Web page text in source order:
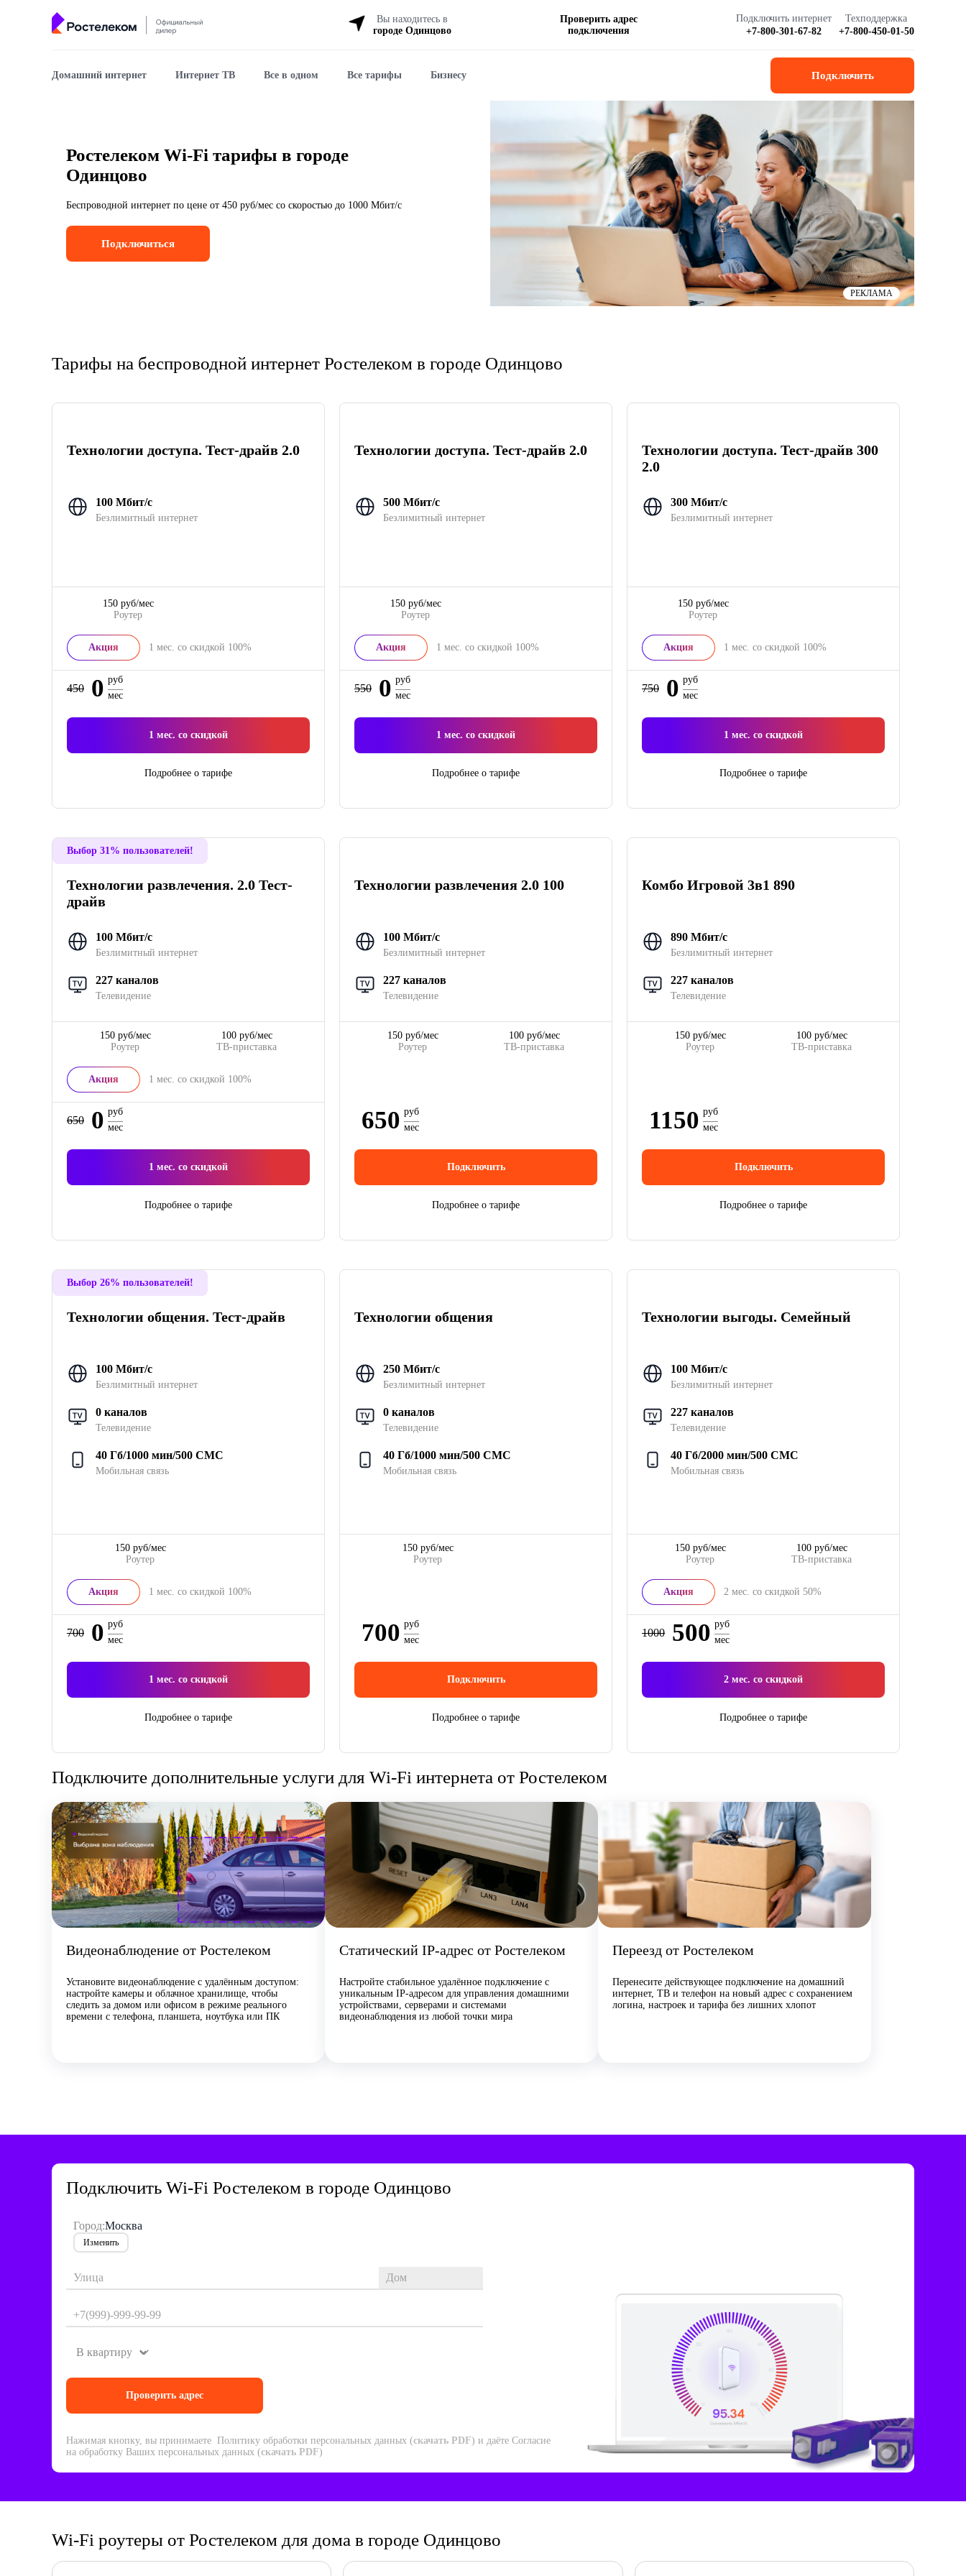
Вы находитесь в
городе Одинцово
Проверить адрес
подключения
Подключить интернет
+7-800-301-67-82
Техподдержка
+7-800-450-01-50
Домашний интернет Интернет ТВ Все в одном Все тарифы Бизнесу Подключить
Ростелеком Wi-Fi тарифы в городе
Одинцово
Беспроводной интернет по цене от 450 руб/мес со скоростью до 1000 Мбит/с
Подключиться
РЕКЛАМА
Тарифы на беспроводной интернет Ростелеком в городе Одинцово
Технологии доступа. Тест-драйв 2.0
100 Мбит/с
Безлимитный интернет
Роутер
150 руб/мес
Акция 1 мес. со скидкой 100%
450 0 руб
мес
1 мес. со скидкой
Подробнее о тарифе
Технологии доступа. Тест-драйв 2.0
500 Мбит/с
Безлимитный интернет
Роутер
150 руб/мес
Акция 1 мес. со скидкой 100%
550 0 руб
мес
1 мес. со скидкой
Подробнее о тарифе
Технологии доступа. Тест-драйв 300
2.0
300 Мбит/с
Безлимитный интернет
Роутер
150 руб/мес
Акция 1 мес. со скидкой 100%
750 0 руб
мес
1 мес. со скидкой
Подробнее о тарифе
Выбор 31% пользователей!
Технологии развлечения. 2.0 Тест-
драйв
100 Мбит/с
Безлимитный интернет
227 каналов
Телевидение
Роутер
150 руб/мес
ТВ-приставка
100 руб/мес
Акция 1 мес. со скидкой 100%
650 0 руб
мес
1 мес. со скидкой
Подробнее о тарифе
Технологии развлечения 2.0 100
100 Мбит/с
Безлимитный интернет
227 каналов
Телевидение
Роутер
150 руб/мес
ТВ-приставка
100 руб/мес
650 руб
мес
Подключить
Подробнее о тарифе
Комбо Игровой 3в1 890
890 Мбит/с
Безлимитный интернет
227 каналов
Телевидение
Роутер
150 руб/мес
ТВ-приставка
100 руб/мес
1150 руб
мес
Подключить
Подробнее о тарифе
Выбор 26% пользователей!
Технологии общения. Тест-драйв
100 Мбит/с
Безлимитный интернет
0 каналов
Телевидение
40 Гб/1000 мин/500 СМС
Мобильная связь
Роутер
150 руб/мес
Акция 1 мес. со скидкой 100%
700 0 руб
мес
1 мес. со скидкой
Подробнее о тарифе
Технологии общения
250 Мбит/с
Безлимитный интернет
0 каналов
Телевидение
40 Гб/1000 мин/500 СМС
Мобильная связь
Роутер
150 руб/мес
700 руб
мес
Подключить
Подробнее о тарифе
Технологии выгоды. Семейный
100 Мбит/с
Безлимитный интернет
227 каналов
Телевидение
40 Гб/2000 мин/500 СМС
Мобильная связь
Роутер
150 руб/мес
ТВ-приставка
100 руб/мес
Акция 2 мес. со скидкой 50%
1000 500 руб
мес
2 мес. со скидкой
Подробнее о тарифе
Подключите дополнительные услуги для Wi-Fi интернета от Ростелеком
Видеонаблюдение от Ростелеком
Установите видеонаблюдение с удалённым доступом:
настройте камеры и облачное хранилище, чтобы
следить за домом или офисом в режиме реального
времени с телефона, планшета, ноутбука или ПК
Статический IP-адрес от Ростелеком
Настройте стабильное удалённое подключение с
уникальным IP-адресом для управления домашними
устройствами, серверами и системами
видеонаблюдения из любой точки мира
Переезд от Ростелеком
Перенесите действующее подключение на домашний
интернет, ТВ и телефон на новый адрес с сохранением
логина, настроек и тарифа без лишних хлопот
Подключить Wi-Fi Ростелеком в городе Одинцово
Город:Москва
Изменить
Нажимая кнопку, вы принимаете Политику обработки персональных данных (скачать PDF) и даёте Согласие
на обработку Ваших персональных данных (скачать PDF)
Wi-Fi роутеры от Ростелеком для дома в городе Одинцово